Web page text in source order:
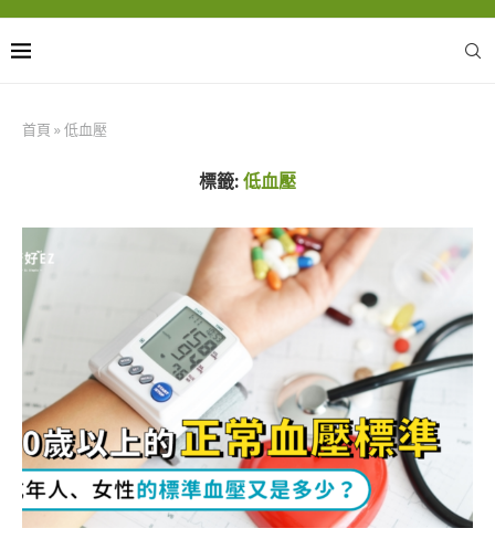
首頁 »低血壓
標籤:低血壓